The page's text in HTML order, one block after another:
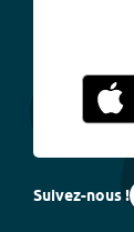
Suivez-nous !